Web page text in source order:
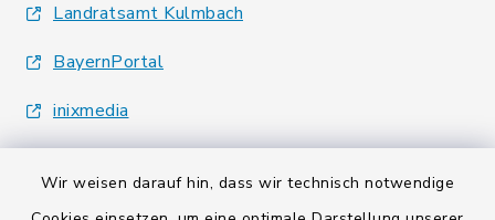
Wir weisen darauf hin, dass wir technisch notwendige
Landratsamt Kulmbach
BayernPortal
inixmedia